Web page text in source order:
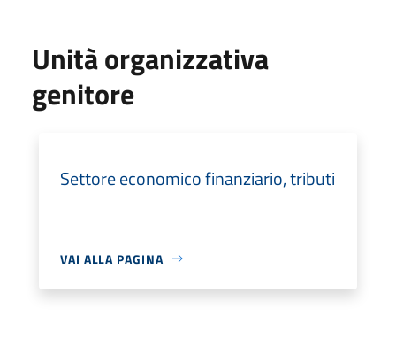
Unità organizzativa
genitore
Settore economico finanziario, tributi
VAI ALLA PAGINA